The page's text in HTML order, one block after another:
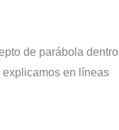
de parábola dentro
en líneas